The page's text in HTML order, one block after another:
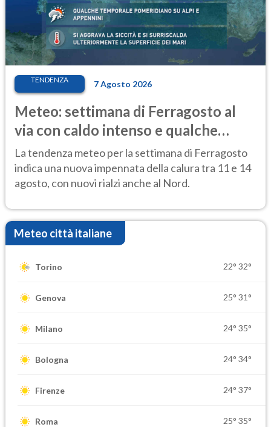
TENDENZA 7 Agosto 2026
Meteo: settimana di Ferragosto al
via con caldo intenso e qualche
temporale
La tendenza meteo per la settimana di Ferragosto
indica una nuova impennata della calura tra 11 e 14
agosto, con nuovi rialzi anche al Nord.
Meteo città italiane
Torino 22° 32°
Genova 25° 31°
Milano 24° 35°
Bologna 24° 34°
Firenze 24° 37°
Roma 25° 35°